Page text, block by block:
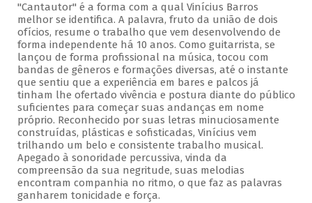
"Cantautor" é a forma com a qual Vinícius Barros
melhor se identifica. A palavra, fruto da união de dois
ofícios, resume o trabalho que vem desenvolvendo de
forma independente há 10 anos. Como guitarrista, se
lançou de forma profissional na música, tocou com
bandas de gêneros e formações diversas, até o instante
que sentiu que a experiência em bares e palcos já
tinham lhe ofertado vivência e postura diante do público
suficientes para começar suas andanças em nome
próprio. Reconhecido por suas letras minuciosamente
construídas, plásticas e sofisticadas, Vinícius vem
trilhando um belo e consistente trabalho musical.
Apegado à sonoridade percussiva, vinda da
compreensão da sua negritude, suas melodias
encontram companhia no ritmo, o que faz as palavras
ganharem tonicidade e força.